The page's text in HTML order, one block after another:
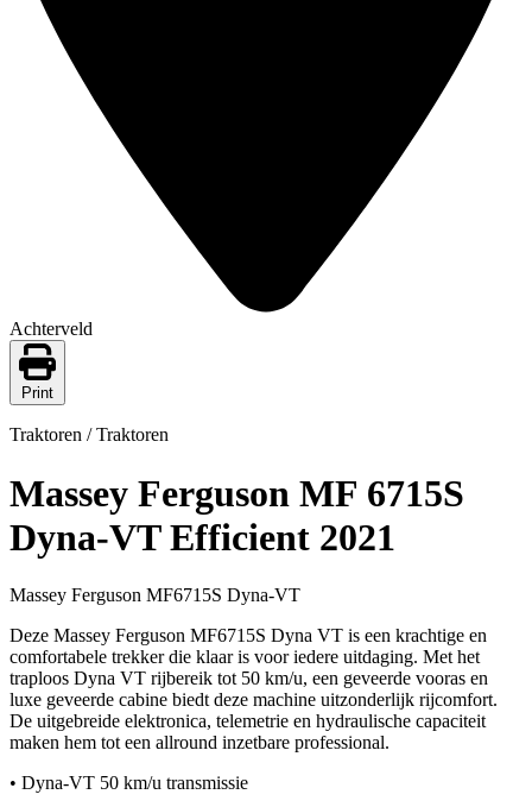
Achterveld
Print
Traktoren / Traktoren
Massey Ferguson MF 6715S
Dyna-VT Efficient 2021
Massey Ferguson MF6715S Dyna-VT
Deze Massey Ferguson MF6715S Dyna VT is een krachtige en
comfortabele trekker die klaar is voor iedere uitdaging. Met het
traploos Dyna VT rijbereik tot 50 km/u, een geveerde vooras en
luxe geveerde cabine biedt deze machine uitzonderlijk rijcomfort.
De uitgebreide elektronica, telemetrie en hydraulische capaciteit
maken hem tot een allround inzetbare professional.
• Dyna-VT 50 km/u transmissie